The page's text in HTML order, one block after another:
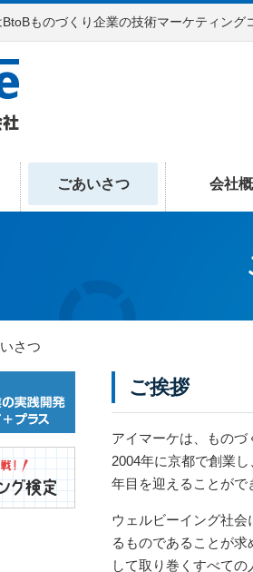
ものづくり企業の技術マーケティング
ごあいさつ 会社
さつ
ご挨拶
アイマーケは、もの
2004年に京都で創業
年目を迎えることがで
ウェルビーイング社
るものであることが
して取り巻くすべて